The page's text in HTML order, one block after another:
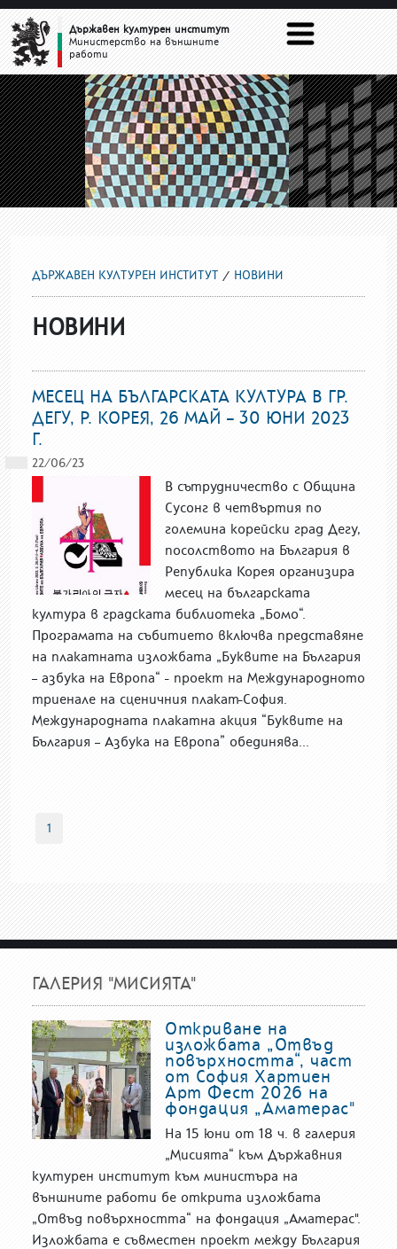
НОВИНИДържавен културен институт
Министерство на външните
работи
ДЪРЖАВЕН КУЛТУРЕН ИНСТИТУТ НОВИНИ
НОВИНИ
МЕСЕЦ НА БЪЛГАРСКАТА КУЛТУРА В ГР.
ДЕГУ, Р. КОРЕЯ, 26 МАЙ – 30 ЮНИ 2023
Г.
22/06/23
В сътрудничество с Община
Сусонг в четвъртия по
големина корейски град Дегу,
посолството на България в
Република Корея организира
месец на българската
култура в градската библиотека „Бомо“.
Програмата на събитието включва представяне
на плакатната изложбата „Буквите на България
– азбука на Европа“ - проект на Международното
триенале на сценичния плакат-София.
Международната плакатна акция “Буквите на
България – Азбука на Европа” обединява...
1
ГАЛЕРИЯ "МИСИЯТА"
Откриване на
изложбата „Отвъд
повърхността“, част
от София Хартиен
Арт Фест 2026 на
фондация „Аматерас"
На 15 юни от 18 ч. в галерия
„Мисията“ към Държавния
културен институт към министъра на
външните работи бе открита изложбата
„Отвъд повърхността“ на фондация „Аматерас".
Изложбата е съвместен проект между България